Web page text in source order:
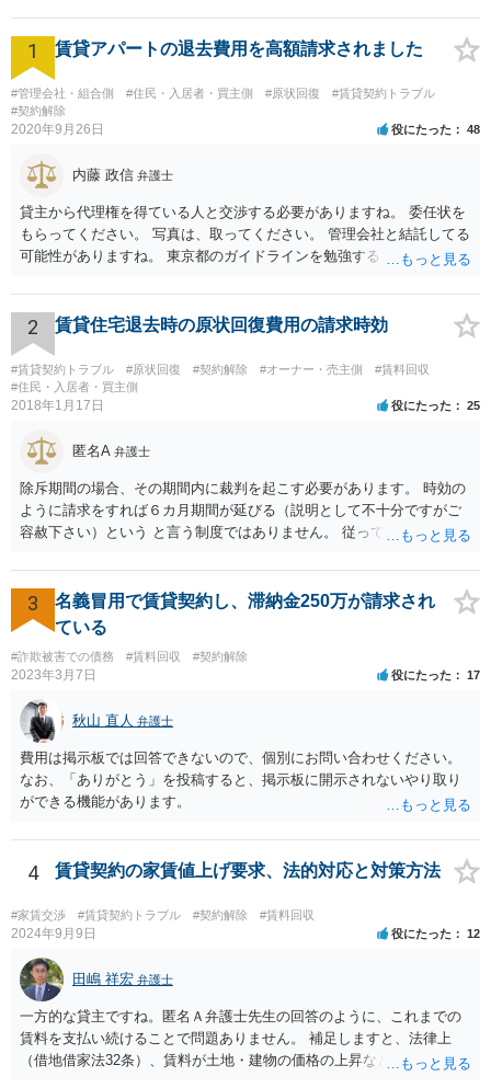
できました。 ●詳細は省きますが、業者としては「免許取消」という事態に
もなりかねないので、慌てて支払ってくることがあります。 ●業者の資金繰
りが悪化している場合は、通常の交渉・訴訟を行っていると、手遅れになっ
て回収できなくなる場合もあります。 ●宅建保証協会の弁済は、苦情申立て
の受付順によって優先順位が決まるので、速やかに対応することが重要で
す。
1 賃貸アパートの退去費用を高額請求されました
#管理会社・組合側 #住民・入居者・買主側 #原状回復
#賃貸契約トラブル
#契約解除
2020年9月26日 役にたった 48
内藤 政信 弁護士
貸主から代理権を得ている人と交渉する必要がありますね。 委任状を
もらってください。 写真は、取ってください。 管理会社と結託してる
可能性がありますね。 東京都のガイドラインを勉強するといいでしょ
2 賃貸住宅退去時の原状回復費用の請求時効
#賃貸契約トラブル #原状回復 #契約解除 #オーナー・売主側
#賃料回収
#住民・入居者・買主側
2018年1月17日 役にたった 25
匿名A 弁護士
除斥期間の場合、その期間内に裁判を起こす必要があります。 時効の
ように請求をすれば６カ月期間が延びる（説明として不十分ですがご
容赦下さい）という と言う制度ではありません。 従って、理論上は１
3
名義冒用で賃貸契約し、滞納金250万が請求され
ている
#詐欺被害での債務 #賃料回収 #契約解除
2023年3月7日 役にたった 17
秋山 直人 弁護士
費用は掲示板では回答できないので、個別にお問い合わせください。
なお、「ありがとう」を投稿すると、掲示板に開示されないやり取り
ができる機能があります。
4 賃貸契約の家賃値上げ要求、法的対応と対策方法
#家賃交渉 #賃貸契約トラブル #契約解除 #賃料回収
2024年9月9日 役にたった 12
田嶋 祥宏 弁護士
一方的な貸主ですね。匿名Ａ弁護士先生の回答のように、これまでの
賃料を支払い続けることで問題ありません。 補足しますと、法律上
（借地借家法32条）、賃料が土地・建物の価格の上昇などの経済事情